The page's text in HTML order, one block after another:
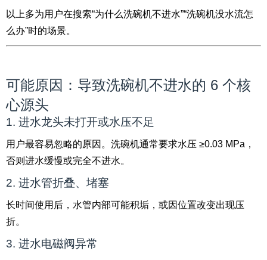
以上多为用户在搜索“为什么洗碗机不进水”“洗碗机没水流怎
么办”时的场景。
可能原因：导致洗碗机不进水的 6 个核
心源头
1. 进水龙头未打开或水压不足
用户最容易忽略的原因。洗碗机通常要求水压 ≥0.03 MPa，
否则进水缓慢或完全不进水。
2. 进水管折叠、堵塞
长时间使用后，水管内部可能积垢，或因位置改变出现压
折。
3. 进水电磁阀异常